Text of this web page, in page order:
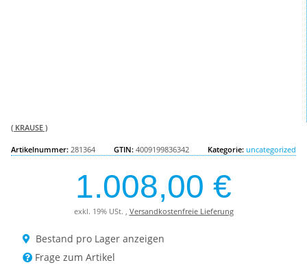
( KRAUSE )
Artikelnummer: 281364 GTIN: 4009199836342 Kategorie: uncategorized
1.008,00 €
exkl. 19% USt. , Versandkostenfreie Lieferung
Bestand pro Lager anzeigen
Frage zum Artikel